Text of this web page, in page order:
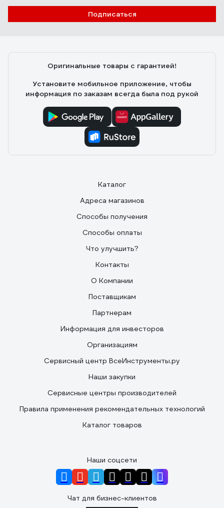
Подписаться
Оригинальные товары с гарантией!
Установите мобильное приложение, чтобы
информация по заказам всегда была под рукой
Каталог
Адреса магазинов
Способы получения
Способы оплаты
Что улучшить?
Контакты
О Компании
Поставщикам
Партнерам
Информация для инвесторов
Организациям
Сервисный центр ВсеИнструменты.ру
Наши закупки
Сервисные центры производителей
Правила применения рекомендательных технологий
Каталог товаров
Наши соцсети
Чат для бизнес-клиентов